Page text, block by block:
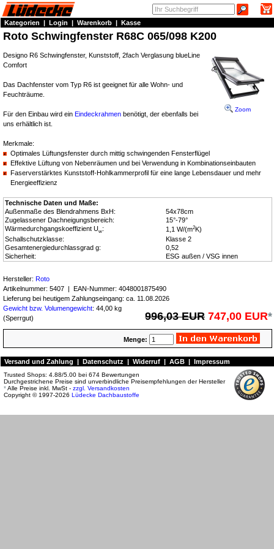
Kategorien | Login | Warenkorb | Kasse
Roto Schwingfenster R68C 065/098 K200
Zoom
Designo R6 Schwingfenster, Kunststoff, 2fach Verglasung blueLine
Comfort
Das Dachfenster vom Typ R6 ist geeignet für alle Wohn- und
Feuchträume.
Für den Einbau wird ein Eindeckrahmen benötigt, der ebenfalls bei
uns erhältlich ist.
Merkmale:
Optimales Lüftungsfenster durch mittig schwingenden Fensterflügel
Effektive Lüftung von Nebenräumen und bei Verwendung in Kombinationseinbauten
Faserverstärktes Kunststoff-Hohlkammerprofil für eine lange Lebensdauer und mehr
Energieeffizienz
Technische Daten und Maße:
Außenmaße des Blendrahmens BxH:
54x78cm
Zugelassener Dachneigungsbereich:
15°-79°
Wärmedurchgangskoeffizient Uw: 1,1 W/(m2K)
Schallschutzklasse:
Klasse 2
Gesamtenergiedurchlassgrad g:
0,52
Sicherheit:
ESG außen / VSG innen
Hersteller: Roto
Artikelnummer: 5407 | EAN-Nummer: 4048001875490
Lieferung bei heutigem Zahlungseingang: ca. 11.08.2026
Gewicht bzw. Volumengewicht: 44,00 kg
(Sperrgut)
996,03 EUR 747,00 EUR*
Menge:
Versand und Zahlung | Datenschutz | Widerruf | AGB | Impressum
Trusted Shops: 4.88/5.00 bei 674 Bewertungen
Durchgestrichene Preise sind unverbindliche Preisempfehlungen der Hersteller
*Alle Preise inkl. MwSt - zzgl. Versandkosten
Copyright © 1997-2026 Lüdecke Dachbaustoffe